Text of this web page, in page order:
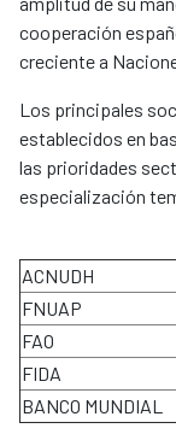
cooperación
creciente a
Los principales
establecidos en
las prioridades
especialización
ACNUDH
FNUAP
FAO
FIDA
BANCO MUNDIAL